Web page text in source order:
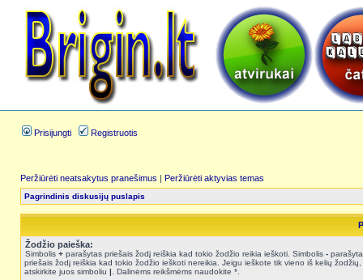
Prisijungti Registruotis
Peržiūrėti neatsakytus pranešimus | Peržiūrėti aktyvias temas
Pagrindinis diskusijų puslapis
Žodžio paieška:
Simbolis + parašytas priešais žodį reiškia kad tokio žodžio reikia ieškoti. Simbolis -
priešais žodį reiškia kad tokio žodžio ieškoti nereikia. Jeigu ieškote tik vieno iš kelių žodžių,
atskirkite juos simboliu | . Dalinėms reikšmėms naudokite *.